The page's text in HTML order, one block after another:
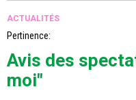
ACTUALITÉS
Pertinence:
Avis des
moi"